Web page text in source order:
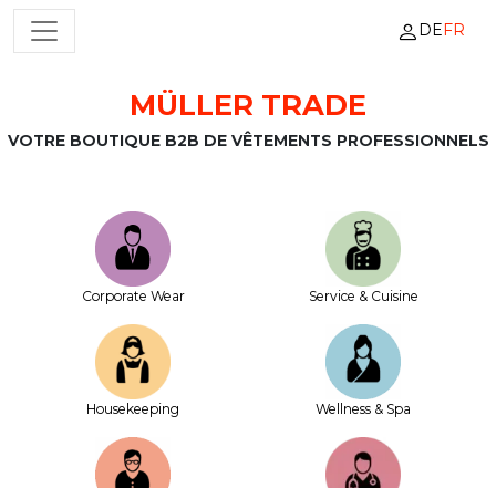
Passer au contenu
NAVIGATION PRINCIPALE DEFR
MÜLLER TRADE
VOTRE BOUTIQUE B2B DE VÊTEMENTS PROFESSIONNELS
Corporate Wear Service & Cuisine
House­keeping Wellness & Spa